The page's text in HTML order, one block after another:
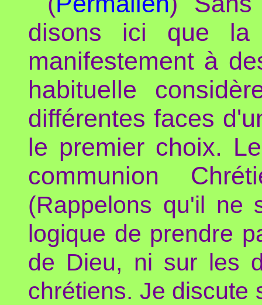
disons ici que la
manifestement à
habituelle
différentes faces
le premier choix.
communion
(Rappelons qu'il ne
logique de prendre
de Dieu, ni sur les
chrétiens. Je discute